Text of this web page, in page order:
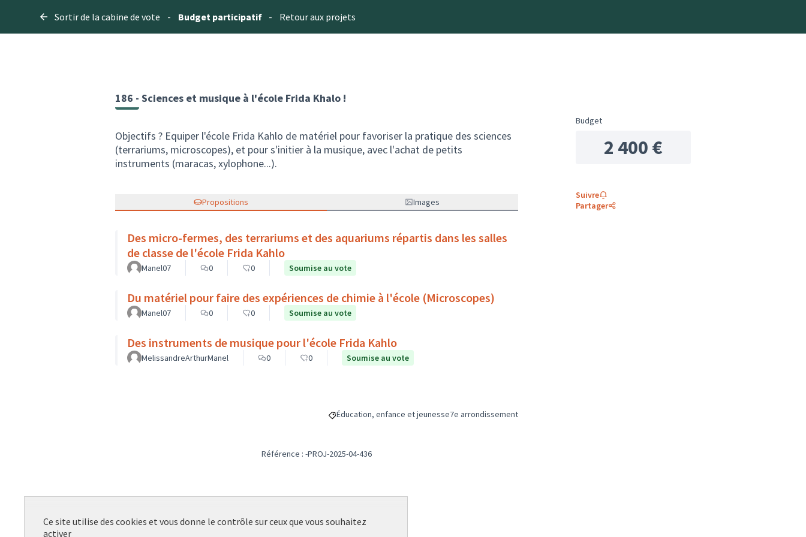
Sortir de la cabine de vote - Budget participatif - Retour aux projets
186 - Sciences et musique à l'école Frida Khalo !
Objectifs ? Equiper l'école Frida Kahlo de matériel pour favoriser la pratique des sciences
(terrariums, microscopes), et pour s'initier à la musique, avec l'achat de petits
instruments (maracas, xylophone...).
Propositions Images
Des micro-fermes, des terrariums et des aquariums répartis dans les salles
de classe de l'école Frida Kahlo
Manel07 0 0 Soumise au vote
Du matériel pour faire des expériences de chimie à l'école (Microscopes)
Manel07 0 0 Soumise au vote
Des instruments de musique pour l'école Frida Kahlo
MelissandreArthurManel 0 0 Soumise au vote
Filtrer les résultats de la catégorie : Éducation, enfance et jeunesse
Éducation, enfance et jeunesseFiltrer les résultats pour la localisation : 7e arrondissement
7e arrondissement
Budget
2 400 €
Suivre
Partager
Référence : -PROJ-2025-04-436
Ce site utilise des cookies et vous donne le contrôle sur ceux que vous souhaitez
activer